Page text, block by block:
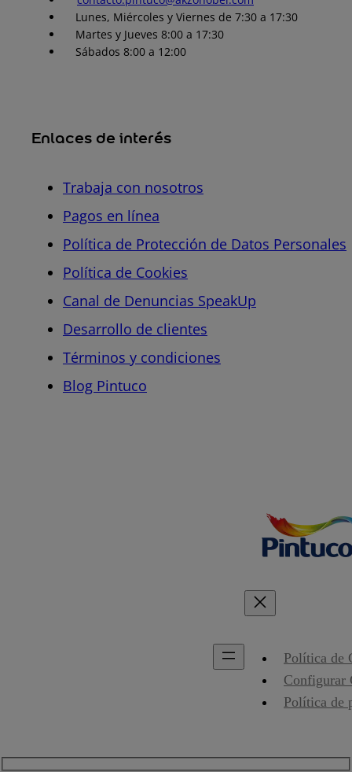
Lunes, Miércoles y Viernes de 7:30 a 17:30
Martes y Jueves 8:00 a 17:30
Sábados 8:00 a 12:00
Enlaces de interés
Trabaja con nosotros
Pagos en línea
Política de Protección de Datos Personales
Política de Cookies
Canal de Denuncias SpeakUp
Desarrollo de clientes
Términos y condiciones
Blog Pintuco
Política de
Configurar
Política de